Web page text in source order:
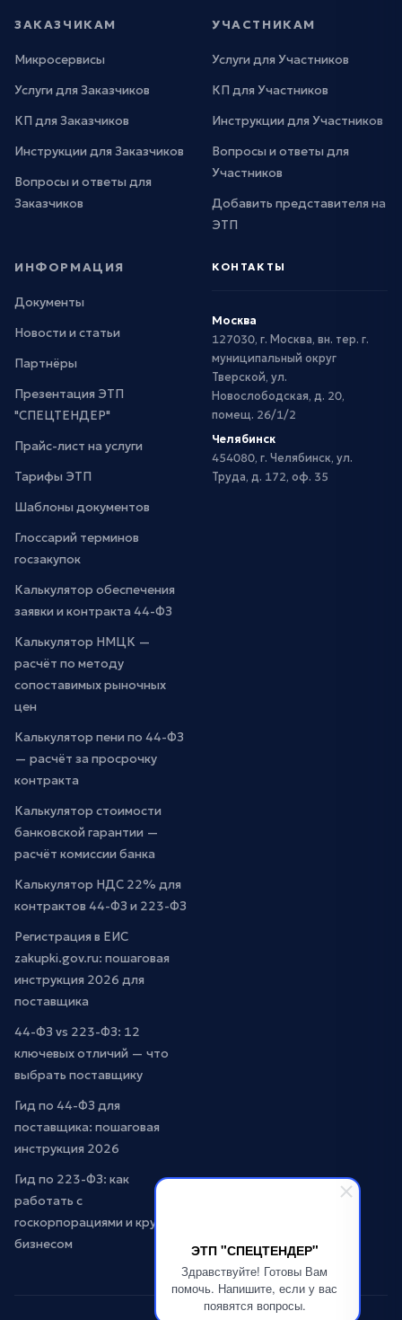
ЭТП "СПЕЦТЕНДЕР"
Здравствуйте! Готовы Вам
помочь. Напишите, если у вас
появятся вопросы.
ЗАКАЗЧИКАМ
Микросервисы
Услуги для Заказчиков
КП для Заказчиков
Инструкции для Заказчиков
Вопросы и ответы для
Заказчиков
УЧАСТНИКАМ
Услуги для Участников
КП для Участников
Инструкции для Участников
Вопросы и ответы для
Участников
Добавить представителя на
ЭТП
ИНФОРМАЦИЯ
Документы
Новости и статьи
Партнёры
Презентация ЭТП
"СПЕЦТЕНДЕР"
Прайс-лист на услуги
Тарифы ЭТП
Шаблоны документов
Глоссарий терминов
госзакупок
Калькулятор обеспечения
заявки и контракта 44-ФЗ
Калькулятор НМЦК —
расчёт по методу
сопоставимых рыночных
цен
Калькулятор пени по 44-ФЗ
— расчёт за просрочку
контракта
Калькулятор стоимости
банковской гарантии —
расчёт комиссии банка
Калькулятор НДС 22% для
контрактов 44-ФЗ и 223-ФЗ
Регистрация в ЕИС
zakupki.gov.ru: пошаговая
инструкция 2026 для
поставщика
44-ФЗ vs 223-ФЗ: 12
ключевых отличий — что
выбрать поставщику
Гид по 44-ФЗ для
поставщика: пошаговая
инструкция 2026
Гид по 223-ФЗ: как
работать с
госкорпорациями и крупным
бизнесом
КОНТАКТЫ
Москва
127030, г. Москва, вн. тер. г.
муниципальный округ
Тверской, ул.
Новослободская, д. 20,
помещ. 26/1/2
Челябинск
454080, г. Челябинск, ул.
Труда, д. 172, оф. 35